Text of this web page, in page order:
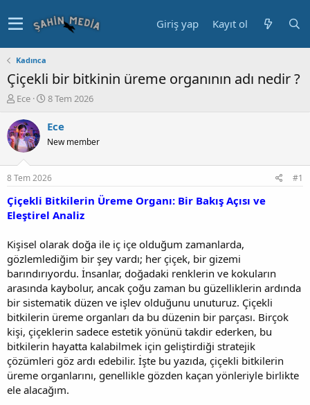
Giriş yap Kayıt ol
Kadınca
Çiçekli bir bitkinin üreme organının adı nedir ?
K
n
u
y
b
a
ş
a
a
n
Ece
B
ş
a
g
ı
ç
t
a
i
h
i
8 Tem 2026
Ece
New member
8 Tem 2026 #1
Çiçekli Bitkilerin Üreme Organı: Bir Bakış Açısı ve
Eleştirel Analiz
Kişisel olarak doğa ile iç içe olduğum zamanlarda,
gözlemlediğim bir şey vardı; her çiçek, bir gizemi
barındırıyordu. İnsanlar, doğadaki renklerin ve kokuların
arasında kaybolur, ancak çoğu zaman bu güzelliklerin ardında
bir sistematik düzen ve işlev olduğunu unuturuz. Çiçekli
bitkilerin üreme organları da bu düzenin bir parçası. Birçok
kişi, çiçeklerin sadece estetik yönünü takdir ederken, bu
bitkilerin hayatta kalabilmek için geliştirdiği stratejik
çözümleri göz ardı edebilir. İşte bu yazıda, çiçekli bitkilerin
üreme organlarını, genellikle gözden kaçan yönleriyle birlikte
ele alacağım.